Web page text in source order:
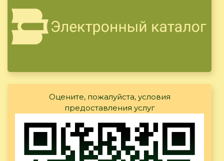
Оцените, пожалуйста, условия
предоставления услуг